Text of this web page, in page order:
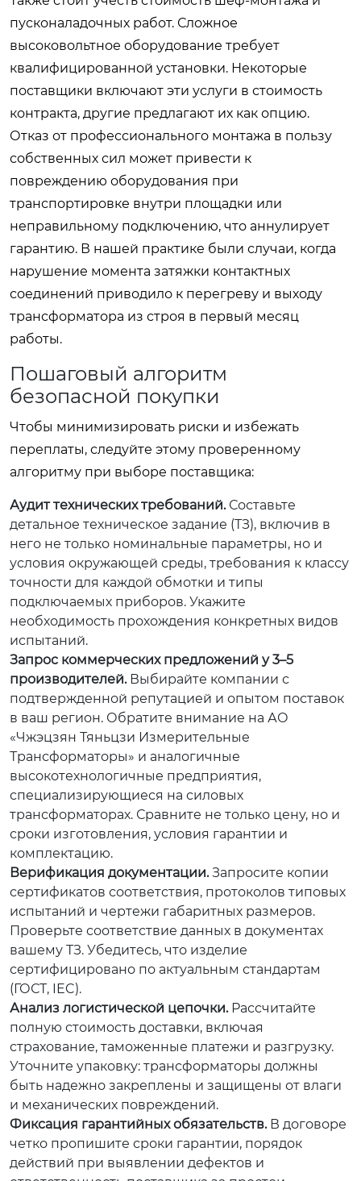
пусконаладочных работ. Сложное
высоковольтное оборудование требует
квалифицированной установки. Некоторые
поставщики включают эти услуги в стоимость
контракта, другие предлагают их как опцию.
Отказ от профессионального монтажа в пользу
собственных сил может привести к
повреждению оборудования при
транспортировке внутри площадки или
неправильному подключению, что аннулирует
гарантию. В нашей практике были случаи, когда
нарушение момента затяжки контактных
соединений приводило к перегреву и выходу
трансформатора из строя в первый месяц
работы.
Пошаговый алгоритм
безопасной покупки
Чтобы минимизировать риски и избежать
переплаты, следуйте этому проверенному
алгоритму при выборе поставщика:
Аудит технических требований.Составьте
детальное техническое задание (ТЗ), включив в
него не только номинальные параметры, но и
условия окружающей среды, требования к классу
точности для каждой обмотки и типы
подключаемых приборов. Укажите
необходимость прохождения конкретных видов
испытаний.
Запрос коммерческих предложений у 3–5
производителей.Выбирайте компании с
подтвержденной репутацией и опытом поставок
в ваш регион. Обратите внимание на АО
«Чжэцзян Тяньцзи Измерительные
Трансформаторы» и аналогичные
высокотехнологичные предприятия,
специализирующиеся на силовых
трансформаторах. Сравните не только цену, но и
сроки изготовления, условия гарантии и
комплектацию.
Верификация документации.Запросите копии
сертификатов соответствия, протоколов типовых
испытаний и чертежи габаритных размеров.
Проверьте соответствие данных в документах
вашему ТЗ. Убедитесь, что изделие
сертифицировано по актуальным стандартам
(ГОСТ, IEC).
Анализ логистической цепочки.Рассчитайте
полную стоимость доставки, включая
страхование, таможенные платежи и разгрузку.
Уточните упаковку: трансформаторы должны
быть надежно закреплены и защищены от влаги
и механических повреждений.
Фиксация гарантийных обязательств.В договоре
четко пропишите сроки гарантии, порядок
действий при выявлении дефектов и